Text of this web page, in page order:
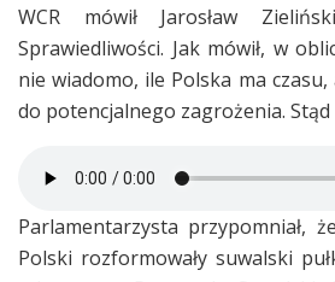
WCR mówił Jarosław
Sprawiedliwości. Jak mówił, w
nie wiadomo, ile Polska ma
do potencjalnego zagrożenia. Stąd
Parlamentarzysta przypomniał,
Polski rozformowały suwalski